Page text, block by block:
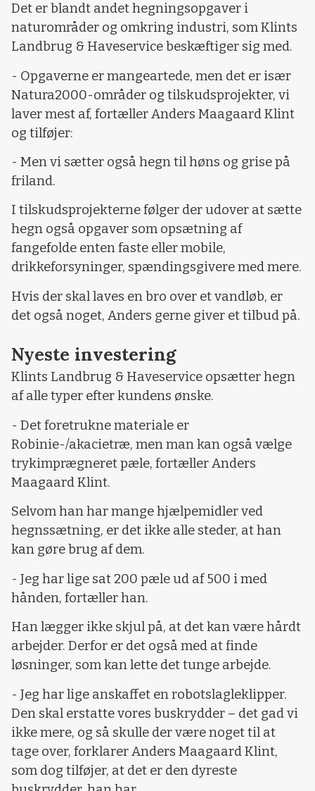
Det er blandt andet hegningsopgaver i
naturområder og omkring industri, som Klints
Landbrug & Haveservice beskæftiger sig med.
- Opgaverne er mangeartede, men det er især
Natura2000-områder og tilskudsprojekter, vi
laver mest af, fortæller Anders Maagaard Klint
og tilføjer:
- Men vi sætter også hegn til høns og grise på
friland.
I tilskudsprojekterne følger der udover at sætte
hegn også opgaver som opsætning af
fangefolde enten faste eller mobile,
drikkeforsyninger, spændingsgivere med mere.
Hvis der skal laves en bro over et vandløb, er
det også noget, Anders gerne giver et tilbud på.
Nyeste investering
Klints Landbrug & Haveservice opsætter hegn
af alle typer efter kundens ønske.
- Det foretrukne materiale er
Robinie-/akacietræ, men man kan også vælge
trykimprægneret pæle, fortæller Anders
Maagaard Klint.
Selvom han har mange hjælpemidler ved
hegnssætning, er det ikke alle steder, at han
kan gøre brug af dem.
- Jeg har lige sat 200 pæle ud af 500 i med
hånden, fortæller han.
Han lægger ikke skjul på, at det kan være hårdt
arbejder. Derfor er det også med at finde
løsninger, som kan lette det tunge arbejde.
- Jeg har lige anskaffet en robotslagleklipper.
Den skal erstatte vores buskrydder – det gad vi
ikke mere, og så skulle der være noget til at
tage over, forklarer Anders Maagaard Klint,
som dog tilføjer, at det er den dyreste